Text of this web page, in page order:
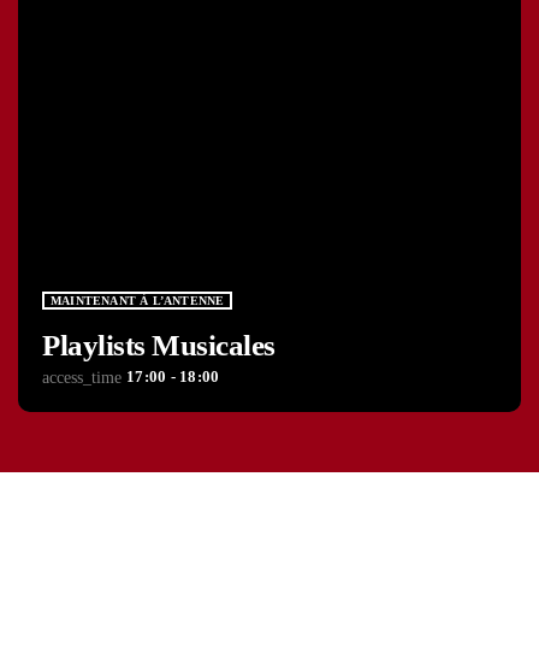
MAINTENANT À L’ANTENNE
Playlists Musicales
access_time 17:00 - 18:00